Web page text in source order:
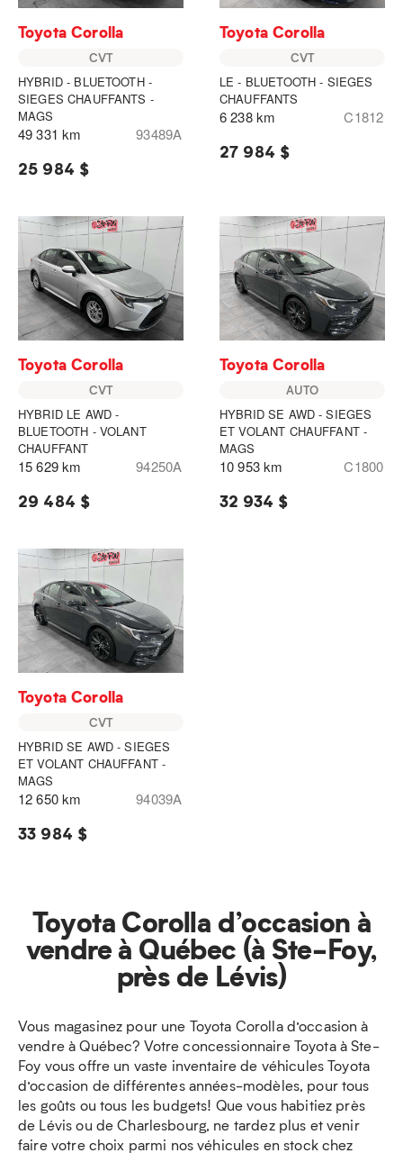
Toyota Corolla
CVT
HYBRID - BLUETOOTH -
SIEGES CHAUFFANTS -
MAGS
49 331 km 93489A
25 984 $
Toyota Corolla
CVT
LE - BLUETOOTH - SIEGES
CHAUFFANTS
6 238 km C1812
27 984 $
Toyota Corolla
CVT
HYBRID LE AWD -
BLUETOOTH - VOLANT
CHAUFFANT
15 629 km 94250A
29 484 $
Toyota Corolla
AUTO
HYBRID SE AWD - SIEGES
ET VOLANT CHAUFFANT -
MAGS
10 953 km C1800
32 934 $
Toyota Corolla
CVT
HYBRID SE AWD - SIEGES
ET VOLANT CHAUFFANT -
MAGS
12 650 km 94039A
33 984 $
Toyota Corolla d’occasion à
vendre à Québec (à Ste-Foy,
près de Lévis)
Vous magasinez pour une Toyota Corolla d’occasion à
vendre à Québec? Votre concessionnaire Toyota à Ste-
Foy vous offre un vaste inventaire de véhicules Toyota
d’occasion de différentes années-modèles, pour tous
les goûts ou tous les budgets! Que vous habitiez près
de Lévis ou de Charlesbourg, ne tardez plus et venir
faire votre choix parmi nos véhicules en stock chez